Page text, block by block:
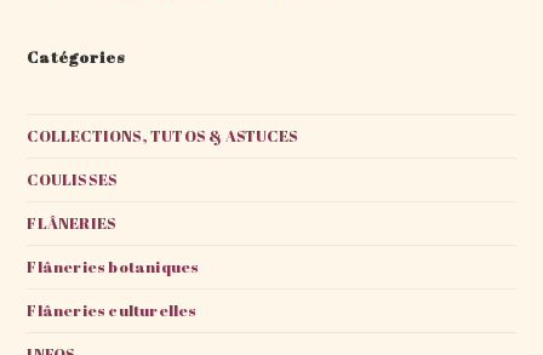
Catégories
COLLECTIONS, TUTOS & ASTUCES
COULISSES
FLÂNERIES
Flâneries botaniques
Flâneries culturelles